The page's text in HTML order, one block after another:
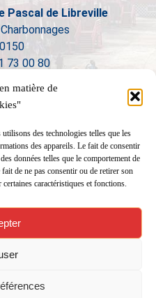
matière de
des technologies telles que les
des appareils. Le fait de consentir
données telles que le comportement de
de ne pas consentir ou de retirer son
caractéristiques et fonctions.
Pascal de Libreville
73 00 80